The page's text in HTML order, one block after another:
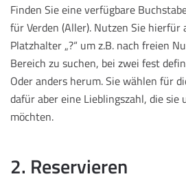
Finden Sie eine verfügbare
für Verden (Aller). Nutzen Sie hierfür
Platzhalter „?“ um z.B. nach freien
Bereich zu suchen, bei zwei fest
Oder anders herum. Sie wählen für
dafür aber eine Lieblingszahl, die sie
möchten.
2. Reservieren